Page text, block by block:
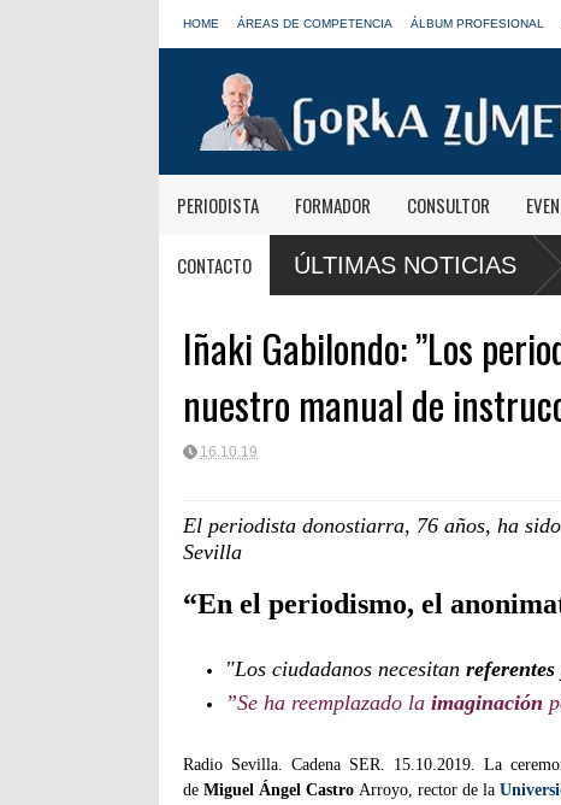
HOME ÁREAS DE COMPETENCIA ÁLBUM PROFESIONAL
PERIODISTA FORMADOR CONSULTOR
CONTACTO ÚLTIMAS NOTICIAS
informativas de Onda Cero: "El viaje mereció
José Antonio Abellán,
LOS40
Iñaki Gabilondo: ”Los
nuestro manual de
16.10.19
El periodista donostiarra, 76 años, ha
Sevilla
“En el periodismo, el
"Los ciudadanos necesitan referentes
”Se ha reemplazado la imaginación
Radio Sevilla. Cadena SER. 15.10.2019. La
de Miguel Ángel Castro Arroyo, rector de la